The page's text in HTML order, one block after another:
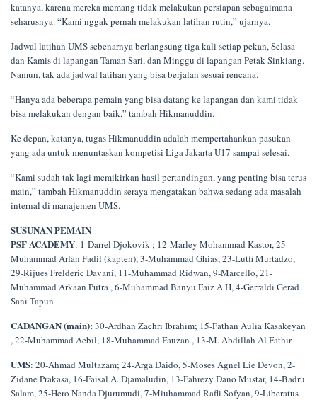
katanya, karena mereka memang tidak melakukan persiapan sebagaimana
seharusnya. “Kami nggak pernah melakukan latihan rutin,” ujarnya.
Jadwal latihan UMS sebenarnya berlangsung tiga kali setiap pekan, Selasa
dan Kamis di lapangan Taman Sari, dan Minggu di lapangan Petak Sinkiang.
Namun, tak ada jadwal latihan yang bisa berjalan sesuai rencana.
“Hanya ada beberapa pemain yang bisa datang ke lapangan dan kami tidak
bisa melakukan dengan baik,” tambah Hikmanuddin.
Ke depan, katanya, tugas Hikmanuddin adalah mempertahankan pasukan
yang ada untuk menuntaskan kompetisi Liga Jakarta U17 sampai selesai.
“Kami sudah tak lagi memikirkan hasil pertandingan, yang penting bisa terus
main,” tambah Hikmanuddin seraya mengatakan bahwa sedang ada masalah
internal di manajemen UMS.
SUSUNAN PEMAIN
PSF ACADEMY: 1-Darrel Djokovik ; 12-Marley Mohammad Kastor, 25-
Muhammad Arfan Fadil (kapten), 3-Muhammad Ghias, 23-Lutfi Murtadzo,
29-Rijues Frelderic Davani, 11-Muhammad Ridwan, 9-Marcello, 21-
Muhammad Arkaan Putra , 6-Muhammad Banyu Faiz A.H, 4-Gerraldi Gerad
Sani Tapun
CADANGAN (main):30-Ardhan Zachri Ibrahim; 15-Fathan Aulia Kasakeyan
, 22-Muhammad Aebil, 18-Muhammad Fauzan , 13-M. Abdillah Al Fathir
UMS: 20-Ahmad Multazam; 24-Arga Daido, 5-Moses Agnel Lie Devon, 2-
Zidane Prakasa, 16-Faisal A. Djamaludin, 13-Fahrezy Dano Mustar, 14-Badru
Salam, 25-Hero Nanda Djurumudi, 7-Miuhammad Rafli Sofyan, 9-Liberatus